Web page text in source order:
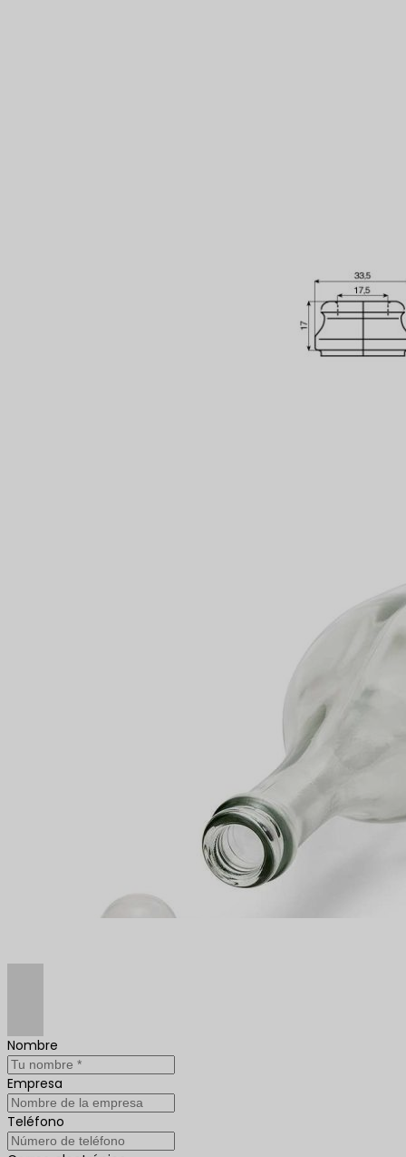
Nombre
Empresa
Teléfono